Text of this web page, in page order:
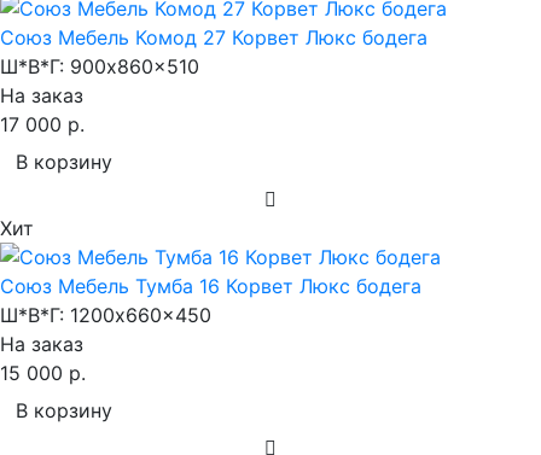
Союз Мебель Комод 27 Корвет Люкс бодега
Ш*В*Г: 900x860x510
На заказ
17 000 р.
В корзину
Хит
Союз Мебель Тумба 16 Корвет Люкс бодега
Ш*В*Г: 1200x660x450
На заказ
15 000 р.
В корзину